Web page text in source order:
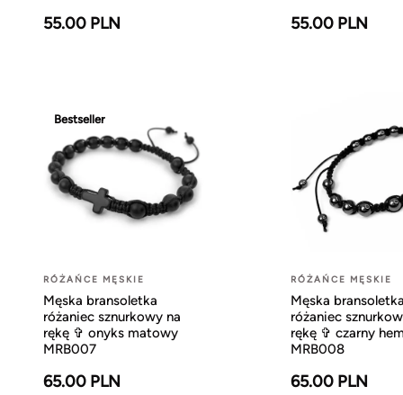
55.00 PLN 55.00 PLN
Bestseller
RÓŻAŃCE MĘSKIE
Męska bransoletka
różaniec sznurkowy na
rękę ✞ onyks matowy
MRB007
65.00 PLN
RÓŻAŃCE MĘSKIE
Męska
różaniec
rękę ✞ czarny
MRB008
65.00 PLN